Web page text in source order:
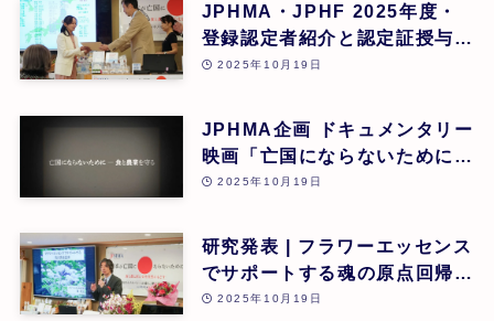
JPHMA・JPHF 2025年度・
登録認定者紹介と認定証授与式
| 第26回
2025年10月19日
JPHMA企画 ドキュメンタリー
映画「亡国にならないために食
と農業を守る」 | 第26回
2025年10月19日
研究発表 | フラワーエッセンス
でサポートする魂の原点回帰 |
東昭史 | 第26回
2025年10月19日